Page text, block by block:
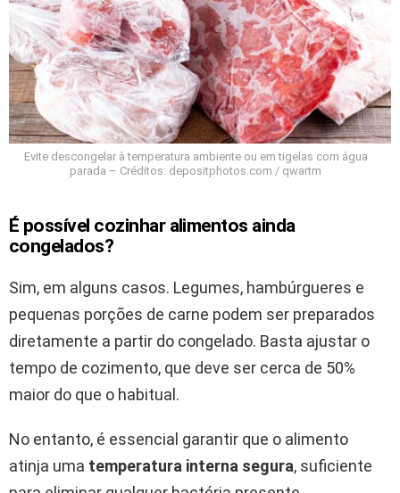
Evite descongelar à temperatura ambiente ou em tigelas com água
parada – Créditos: depositphotos.com / qwartm
É possível cozinhar alimentos ainda
congelados?
Sim, em alguns casos. Legumes, hambúrgueres e
pequenas porções de carne podem ser preparados
diretamente a partir do congelado. Basta ajustar o
tempo de cozimento, que deve ser cerca de 50%
maior do que o habitual.
No entanto, é essencial garantir que o alimento
atinja uma temperatura interna segura, suficiente